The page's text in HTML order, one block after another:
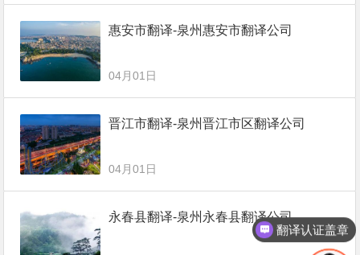
惠安市翻译-泉州惠安市翻译公司
04月01日
晋江市翻译-泉州晋江市区翻译公司
04月01日
永春县翻译-泉州永春县翻译公司
翻译认证盖章